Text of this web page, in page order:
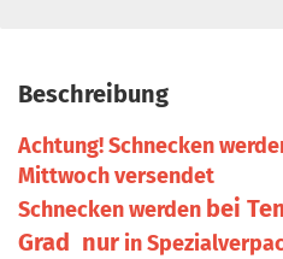
Beschreibung
Achtung! Schnecken
Mittwoch versendet
Schnecken werden bei
Grad nur in